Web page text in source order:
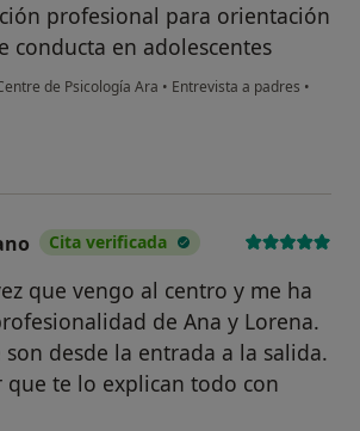
profesional para orientación
conducta en adolescentes
de Psicología Ara • Entrevista a padres •
Cita verificada
que vengo al centro y me ha
de Ana y Lorena.
desde la entrada a la salida.
que te lo explican todo con